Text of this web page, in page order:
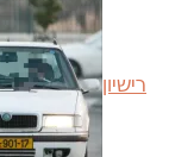
רישיון